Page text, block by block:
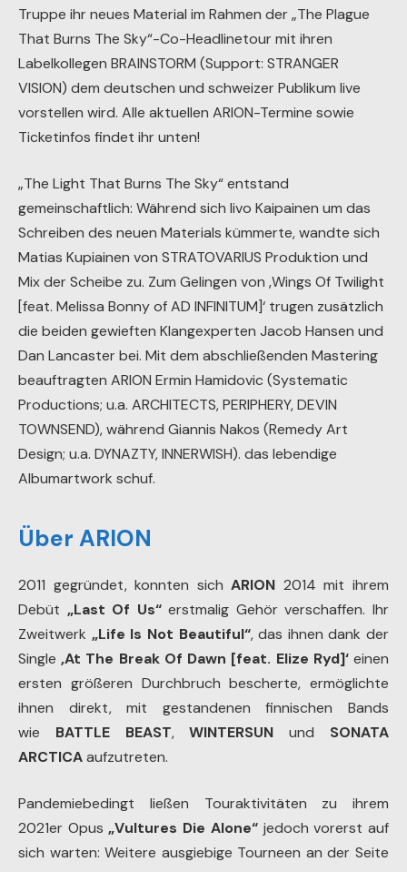
Truppe ihr neues Material im Rahmen der „The Plague
That Burns The Sky“-Co-Headlinetour mit ihren
Labelkollegen BRAINSTORM (Support: STRANGER
VISION) dem deutschen und schweizer Publikum live
vorstellen wird. Alle aktuellen ARION-Termine sowie
Ticketinfos findet ihr unten!
„The Light That Burns The Sky“ entstand
gemeinschaftlich: Während sich Iivo Kaipainen um das
Schreiben des neuen Materials kümmerte, wandte sich
Matias Kupiainen von STRATOVARIUS Produktion und
Mix der Scheibe zu. Zum Gelingen von ‚Wings Of Twilight
[feat. Melissa Bonny of AD INFINITUM]‘ trugen zusätzlich
die beiden gewieften Klangexperten Jacob Hansen und
Dan Lancaster bei. Mit dem abschließenden Mastering
beauftragten ARION Ermin Hamidovic (Systematic
Productions; u.a. ARCHITECTS, PERIPHERY, DEVIN
TOWNSEND), während Giannis Nakos (Remedy Art
Design; u.a. DYNAZTY, INNERWISH). das lebendige
Albumartwork schuf.
Über ARION
2011 gegründet, konnten sichARION 2014 mit ihrem
Debüt „Last Of Us“erstmalig Gehör verschaffen. Ihr
Zweitwerk „Life Is Not Beautiful“, das ihnen dank der
Single ‚At The Break Of Dawn [feat. Elize Ryd]‘einen
ersten größeren Durchbruch bescherte, ermöglichte
ihnen direkt, mit gestandenen finnischen Bands
wie BATTLE BEAST,WINTERSUN und SONATA
ARCTICAaufzutreten.
Pandemiebedingt ließen Touraktivitäten zu ihrem
2021er Opus „Vultures Die Alone“jedoch vorerst auf
sich warten: Weitere ausgiebige Tourneen an der Seite